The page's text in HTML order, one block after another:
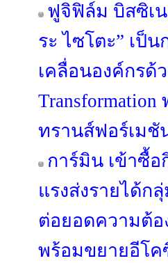
ฟูจิฟิล์ม บิสซิเน
ระ ไซโตะ” เป็
เคลื่อนองค์กรด้ว
ทรานส์ฟอร์เมชั
การ์มิน เข้าซื้อ
แรงส่งรายได้ก
ต่อยอดความต้
พร้อมขยายอีโค